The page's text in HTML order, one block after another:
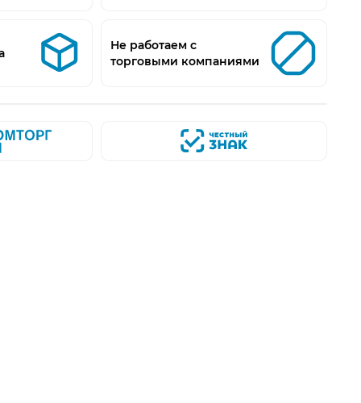
Не работаем с
торговыми компаниями